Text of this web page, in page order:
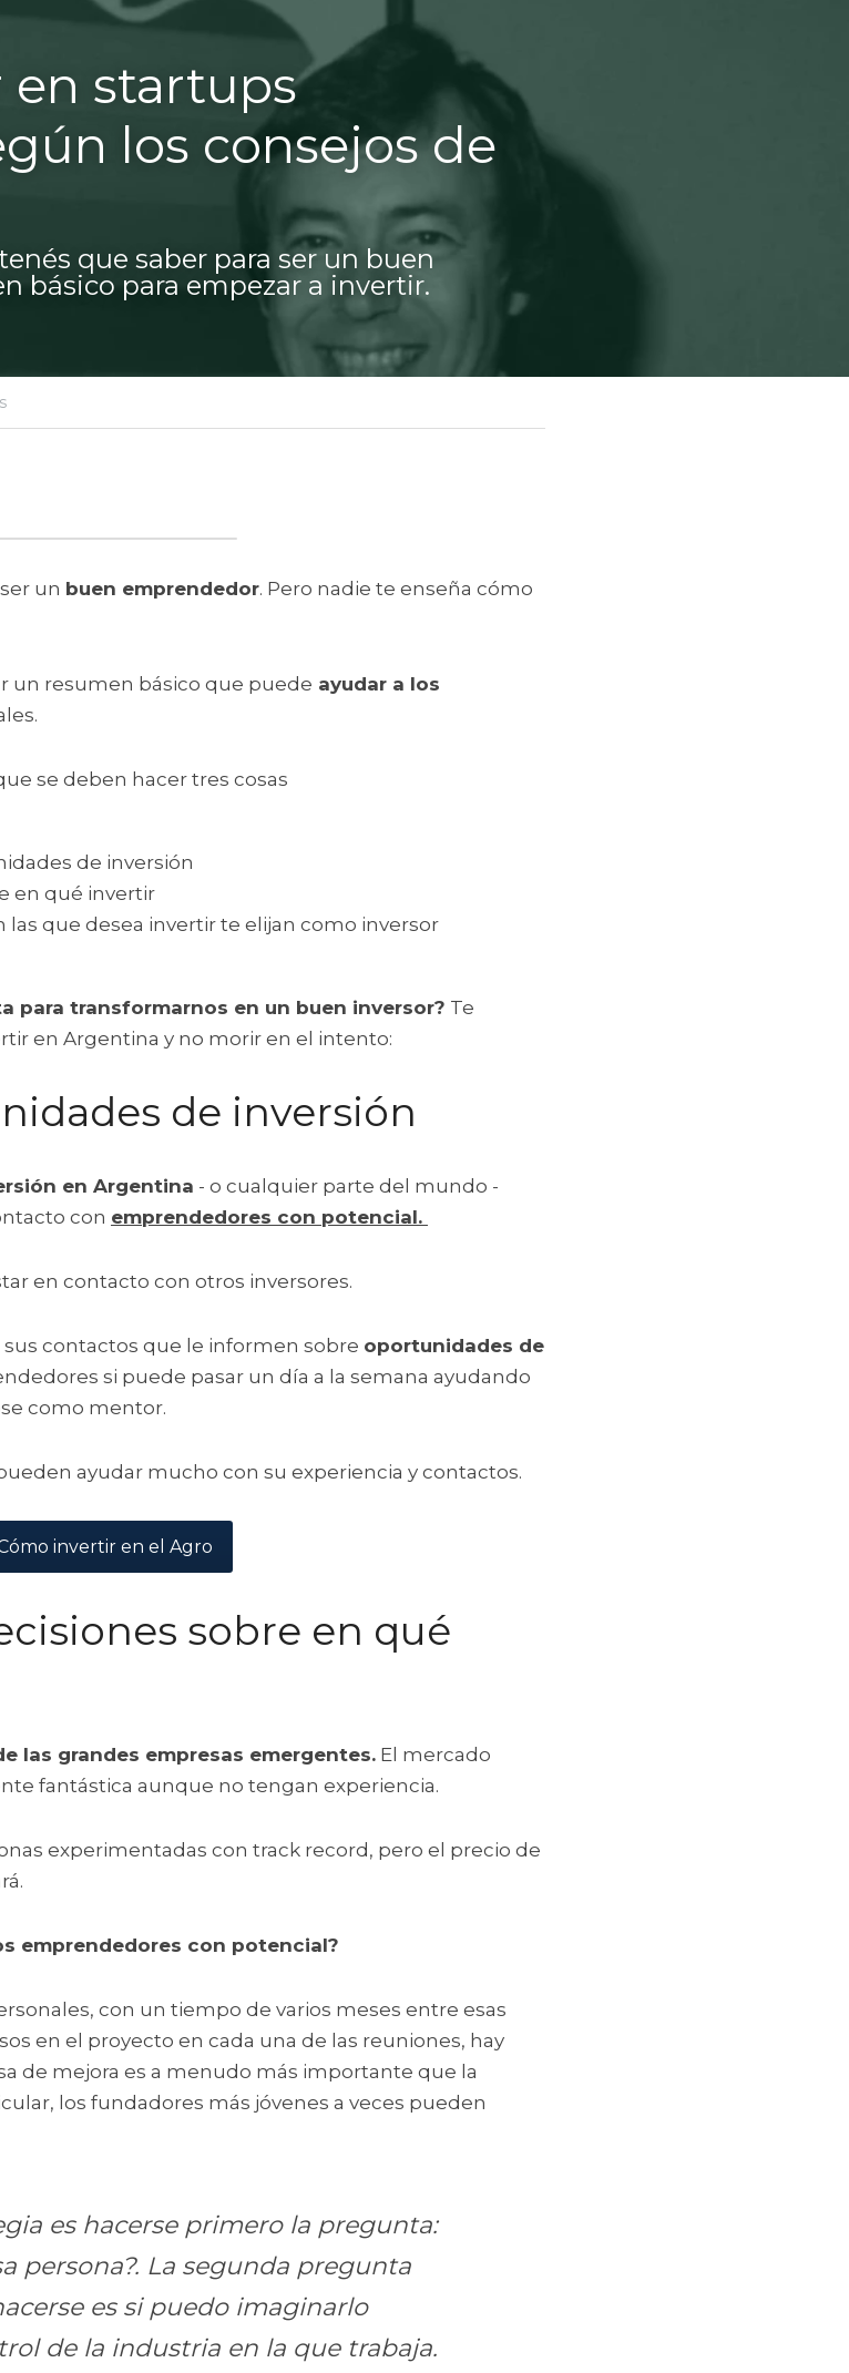
startups
los consejos de
que saber para ser un buen
básico para empezar a invertir.
un buen emprendedor. Pero nadie te enseña cómo
un resumen básico que puede ayudar a los
se deben hacer tres cosas
de inversión
en qué invertir
las que desea invertir te elijan como inversor
para transformarnos en un buen inversor? Te
en Argentina y no morir en el intento:
de inversión
en Argentina - o cualquier parte del mundo -
con emprendedores con potencial.
en contacto con otros inversores.
contactos que le informen sobre oportunidades de
si puede pasar un día a la semana ayudando
como mentor.
ayudar mucho con su experiencia y contactos.
invertir en el Agro
sobre en qué
las grandes empresas emergentes. El mercado
fantástica aunque no tengan experiencia.
experimentadas con track record, pero el precio de
emprendedores con potencial?
con un tiempo de varios meses entre esas
en el proyecto en cada una de las reuniones, hay
de mejora es a menudo más importante que la
los fundadores más jóvenes a veces pueden
es hacerse primero la pregunta:
persona?. La segunda pregunta
es si puedo imaginarlo
de la industria en la que trabaja.